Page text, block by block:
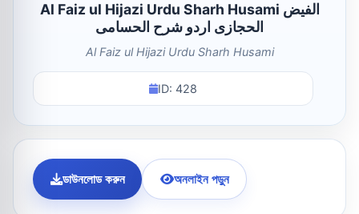
Al Faiz ul Hijazi Urdu Sharh Husami الفیض
الحجازی اردو شرح الحسامی
Al Faiz ul Hijazi Urdu Sharh Husami
ID: 428
ডাউনলোড করুন অনলাইন পড়ুন